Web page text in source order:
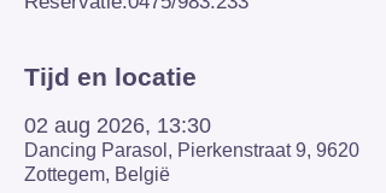
Tijd en locatie
02 aug 2026, 13:30
Dancing Parasol, Pierkenstraat 9, 9620
Zottegem, België